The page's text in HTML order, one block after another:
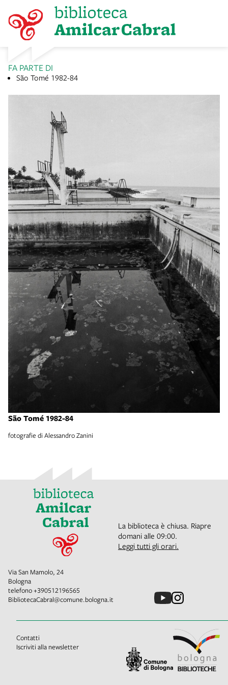
São Tomé 1982-84
fotografie di Alessandro Zanini
FA PARTE DI
São Tomé 1982-84
La biblioteca è chiusa. Riapre
domani alle 09:00.
Leggi tutti gli orari.
Via San Mamolo, 24
Bologna
telefono+390512196565
BibliotecaCabral@comune.bologna.it
Contatti
Iscriviti alla newsletter